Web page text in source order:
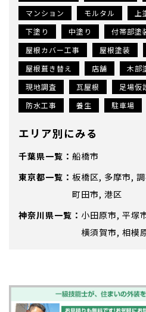
マンション モルタル 上
下塗り
中塗り 付帯部塗
屋根カバー工事
屋根塗装
屋根葺き替え
店舗 木部
現地調査
瓦屋根 足場仮
防水工事
養生 駐車場
エリア別にみる
千葉県
船橋市
東京都
板橋区 多摩市
町田市 港区
神奈川県
小田原市 平塚
横須賀市 相模